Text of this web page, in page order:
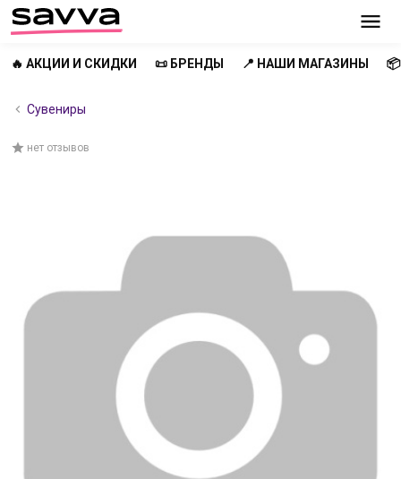
🔥 АКЦИИ И СКИДКИ 📜 БРЕНДЫ 📍 НАШИ МАГАЗИНЫ
Сувениры
нет отзывов